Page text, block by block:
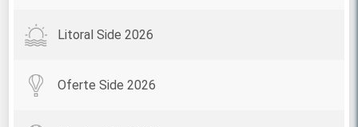
Litoral Side 2026
Oferte Side 2026